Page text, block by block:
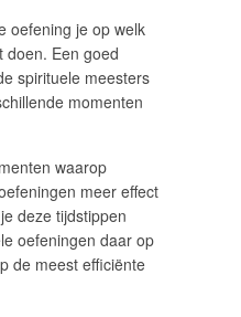
oefening je op welk
doen. Een goed
spirituele meesters
momenten
waarop
meer effect
deze tijdstippen
oefeningen daar op
de meest efficiënte